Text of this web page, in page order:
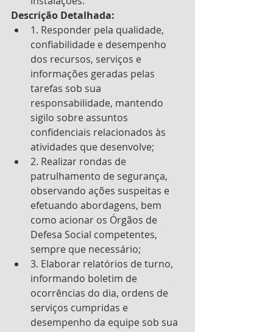
Descrição Detalhada:
1. Responder pela qualidade,
confiabilidade e desempenho
dos recursos, serviços e
informações geradas pelas
tarefas sob sua
responsabilidade, mantendo
sigilo sobre assuntos
confidenciais relacionados às
atividades que desenvolve;
2. Realizar rondas de
patrulhamento de segurança,
observando ações suspeitas e
efetuando abordagens, bem
como acionar os Órgãos de
Defesa Social competentes,
sempre que necessário;
3. Elaborar relatórios de turno,
informando boletim de
ocorrências do dia, ordens de
serviços cumpridas e
desempenho da equipe sob sua